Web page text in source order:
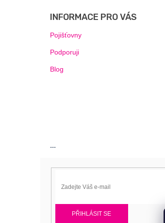
INFORMACE PRO VÁS
Pojišťovny
Podporuji
Blog
---
PŘIHLÁSIT SE